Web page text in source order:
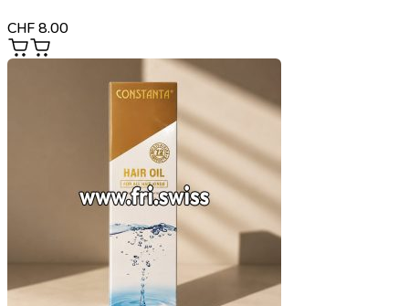
CHF 8.00